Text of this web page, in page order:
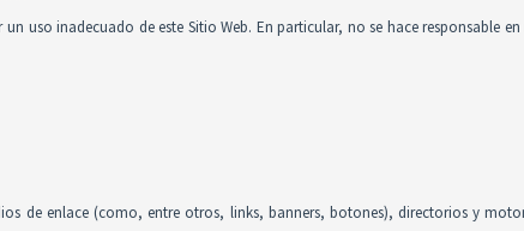
uso inadecuado de este Sitio Web. En particular, no se hace responsable
de enlace (como, entre otros, links, banners, botones), directorios y